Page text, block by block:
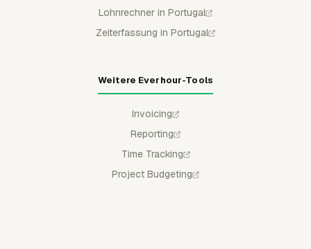
Lohnrechner in Portugal
Zeiterfassung in Portugal
Weitere Everhour-Tools
Invoicing
Reporting
Time Tracking
Project Budgeting